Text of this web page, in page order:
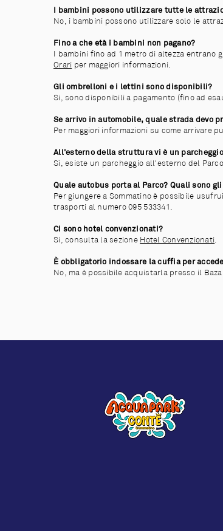
I bambini possono utilizzare tutte le
No, i bambini possono utilizzare solo le
Fino a che età i bambini non pagano?
I bambini fino ad 1 metro di altezza entrano
Orari per maggiori informazioni.
Gli ombrelloni e i lettini sono disponibili?
Si, sono disponibili a pagamento (fino ad
Se arrivo in automobile, quale strada devo
Per maggiori informazioni su come arrivare
All'esterno della struttura vi è un
Sì, esiste un parcheggio all'esterno del
Quale autobus porta al Parco? Quali sono
Per giungere a Sommatino è possibile
trasporti al numero 095 533341.
Ci sono hotel convenzionati?
Si, consulta la sezione Hotel Convenzionati.
È obbligatorio indossare la cuffia per
No, ma è possibile acquistarla presso il